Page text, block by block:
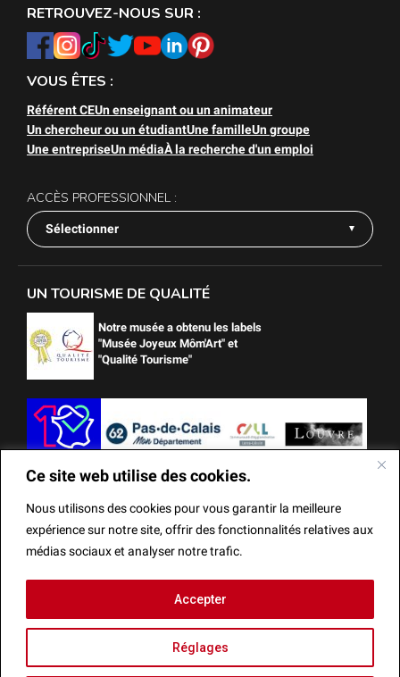
Ce site web utilise des cookies.
Nous utilisons des cookies pour vous garantir la meilleure
expérience sur notre site, offrir des fonctionnalités relatives aux
médias sociaux et analyser notre trafic.
Réglages
Accepter
RETROUVEZ-NOUS SUR :
VOUS ÊTES :
Référent CEUn enseignant ou un animateur
Un chercheur ou un étudiantUne familleUn groupe
Une entrepriseUn médiaÀ la recherche d'un emploi
ACCÈS PROFESSIONNEL :
Sélectionner
UN TOURISME DE QUALITÉ
Notre musée a obtenu les labels
"Musée Joyeux Môm'Art" et
"Qualité Tourisme"
Mentions LégalesActes administratifs
Ce site web utilise des cookies.
Nous utilisons des cookies pour vous garantir la meilleure
expérience sur notre site, offrir des fonctionnalités relatives
aux médias sociaux et analyser notre trafic.